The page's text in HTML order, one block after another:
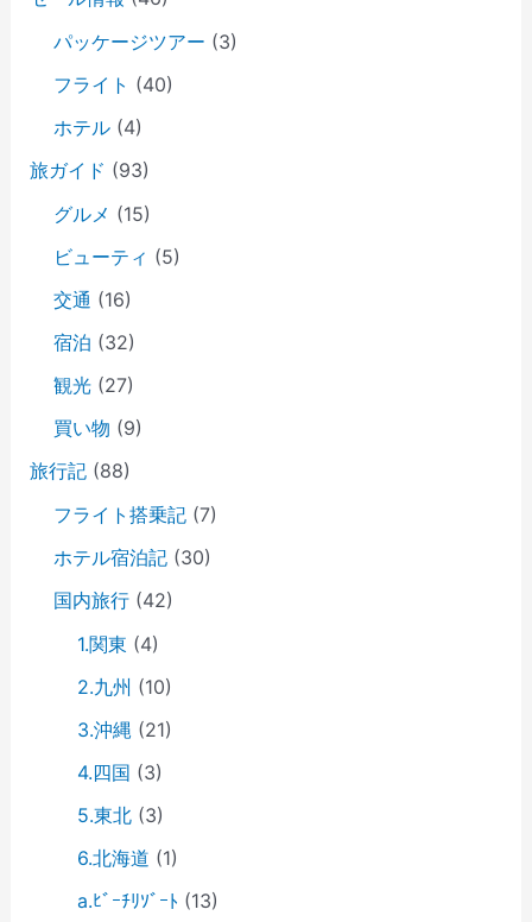
パッケージツアー (3)
フライト (40)
ホテル(4)
旅ガイド (93)
グルメ (15)
ビューティ (5)
交通 (16)
宿泊 (32)
観光(27)
買い物 (9)
旅行記(88)
フライト搭乗記(7)
ホテル宿泊記(30)
国内旅行(42)
1.関東 (4)
2.九州 (10)
3.沖縄 (21)
4.四国 (3)
5.東北(3)
6.北海道 (1)
a.ﾋﾞｰﾁﾘｿﾞｰﾄ (13)